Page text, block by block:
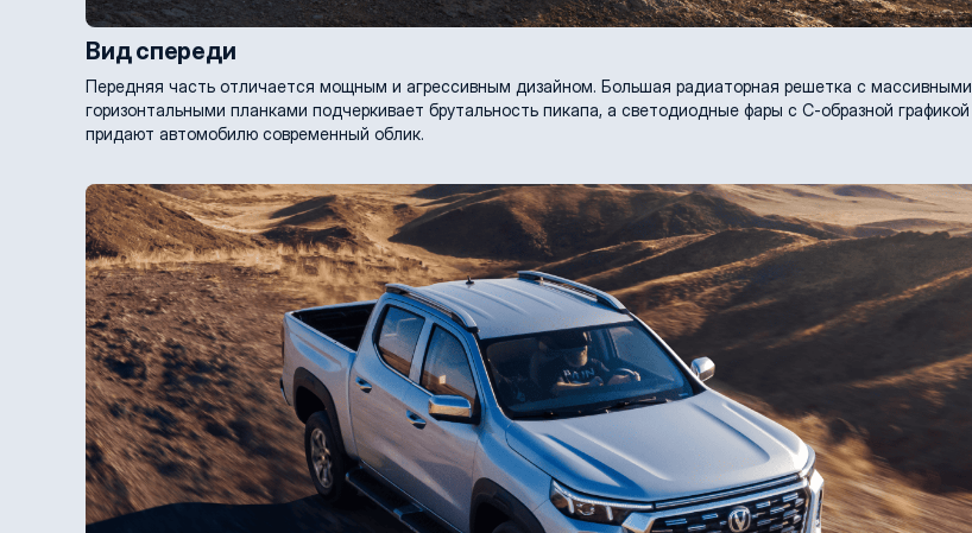
Вид спереди
Передняя часть отличается мощным и агрессивным дизайном. Большая радиаторная решетка с массивными
горизонтальными планками подчеркивает брутальность пикапа, а светодиодные фары с С-образной графикой
придают автомобилю современный облик.